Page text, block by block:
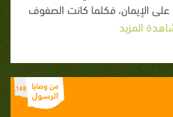
على الإيمان، فكلما كانت الصفوف
المزيد